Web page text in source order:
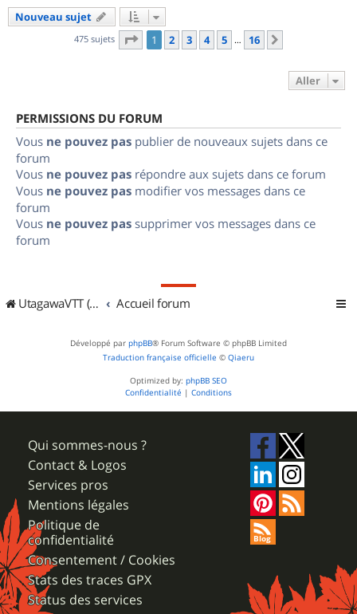
Nouveau sujet
475 sujets Page 1sur
1 2 3 4 5 … 16
Aller
PERMISSIONS DU FORUM
Vous ne pouvez pas publier de nouveaux sujets dans ce
forum
Vous ne pouvez pas répondre aux sujets dans ce forum
Vous ne pouvez pas modifier vos messages dans ce
forum
Vous ne pouvez pas supprimer vos messages dans ce
forum
UtagawaVTT (Randos VTT et VTTAE avec traces GPS) Accueil forum
Développé par phpBB® Forum Software © phpBB Limited
Traduction française officielle © Qiaeru
Optimized by: phpBB SEO
Confidentialité | Conditions
Qui sommes-nous ?
Contact & Logos
Services pros
Mentions légales
Politique de
confidentialité
Consentement / Cookies
Stats des traces GPX
Status des services